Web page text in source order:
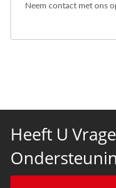
Neem contact met ons
Heeft U